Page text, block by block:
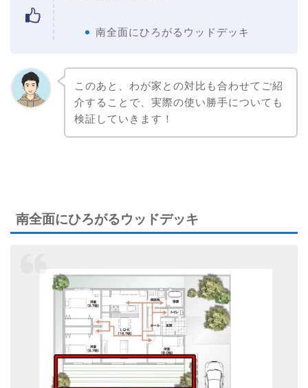
南全面にひろがるウッドデッキ
このあと、わが家との対比も合わせてご紹
介することで、実際の使い勝手についても
検証していきます！
南全面にひろがるウッドデッキ